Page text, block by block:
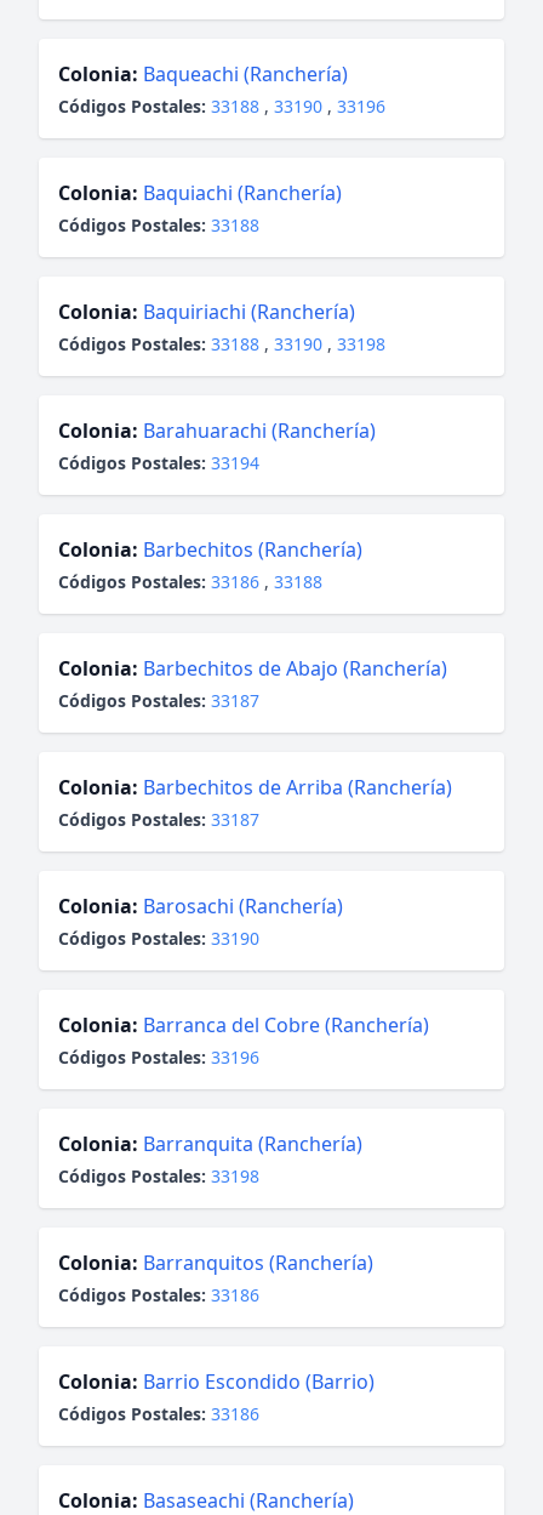
Colonia: Baqueachi (Ranchería)
Códigos Postales: 33188 , 33190 , 33196
Colonia: Baquiachi (Ranchería)
Códigos Postales: 33188
Colonia: Baquiriachi (Ranchería)
Códigos Postales: 33188 , 33190 , 33198
Colonia: Barahuarachi (Ranchería)
Códigos Postales: 33194
Colonia: Barbechitos (Ranchería)
Códigos Postales: 33186 , 33188
Colonia: Barbechitos de Abajo (Ranchería)
Códigos Postales: 33187
Colonia: Barbechitos de Arriba (Ranchería)
Códigos Postales: 33187
Colonia: Barosachi (Ranchería)
Códigos Postales: 33190
Colonia: Barranca del Cobre (Ranchería)
Códigos Postales: 33196
Colonia: Barranquita (Ranchería)
Códigos Postales: 33198
Colonia: Barranquitos (Ranchería)
Códigos Postales: 33186
Colonia: Barrio Escondido (Barrio)
Códigos Postales: 33186
Colonia: Basaseachi (Ranchería)